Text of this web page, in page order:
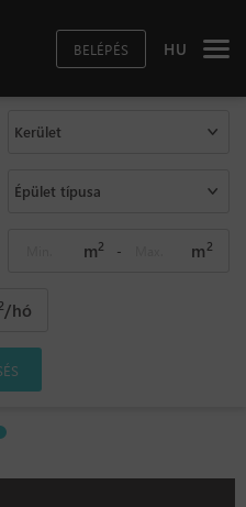
BELÉPÉS HU
Kerület
Épület típusa
m2 - m2
/hó